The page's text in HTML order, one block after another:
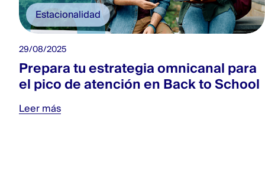
Estacionalidad
29/08/2025
Prepara tu estrategia omnicanal para
el pico de atención en Back to School
Leer más